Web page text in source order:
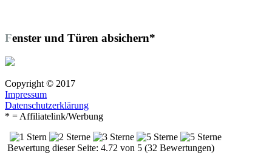
Fenster und Türen absichern*
Copyright © 2017
Impressum
Datenschutzerklärung
* = Affiliatelink/Werbung
Bewertung dieser Seite: 4.72 von 5 (32 Bewertungen)